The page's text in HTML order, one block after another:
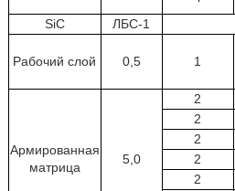
SiC
ЛБС-1
Рабочий слой 0,5 1
Армированная
матрица
5,0
2
2
2
2
2